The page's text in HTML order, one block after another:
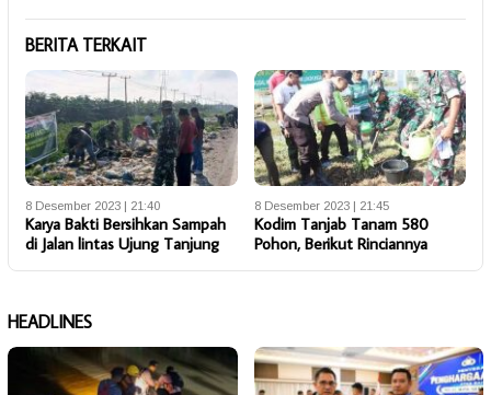
BERITA TERKAIT
8 Desember 2023 | 21:40
Karya Bakti Bersihkan Sampah
di Jalan lintas Ujung Tanjung
8 Desember 2023 | 21:45
Kodim Tanjab Tanam 580
Pohon, Berikut Rinciannya
HEADLINES